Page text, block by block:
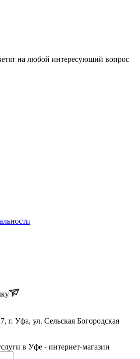
на любой интересующий вопрос
г. Уфа, ул. Сельская Богородская
в Уфе - интернет-магазин